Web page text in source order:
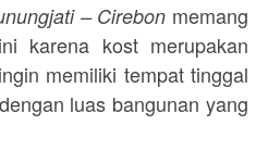
– Cirebon memang
karena kost merupakan
memiliki tempat tinggal
luas bangunan yang